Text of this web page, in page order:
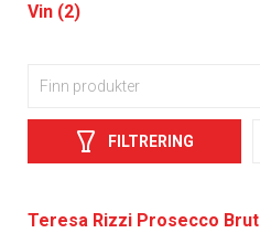
Vin (2)
FILTRERING
Teresa Rizzi Prosecco Brut